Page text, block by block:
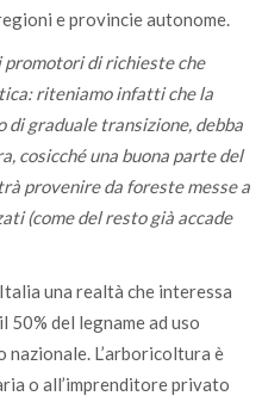
e provincie autonome.
promotori di richieste che
riteniamo infatti che la
di graduale transizione, debba
cosicché una buona parte del
provenire da foreste messe a
(come del resto già accade
una realtà che interessa
50% del legname ad uso
L’arboricoltura è
o all’imprenditore privato